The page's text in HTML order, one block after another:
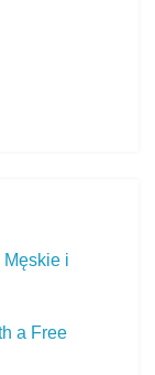
i
a Free